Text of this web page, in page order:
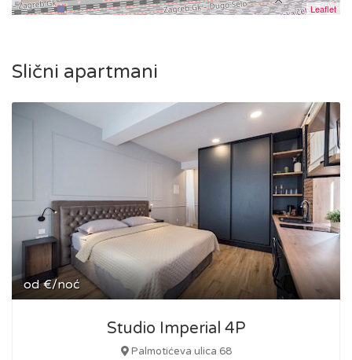
Leaflet
Slični apartmani
od €/noć
Studio Imperial 4P
Palmotićeva ulica 68